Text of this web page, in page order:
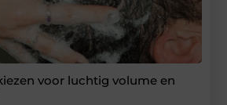
voor luchtig volume en